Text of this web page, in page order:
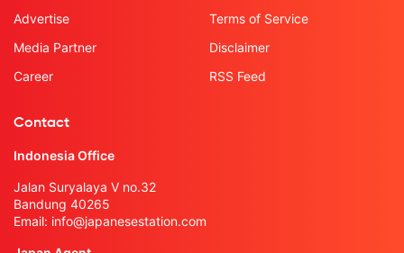
Advertise
Media Partner
Career
Terms of Service
Disclaimer
RSS Feed
Contact
Indonesia Office
Jalan Suryalaya V no.32
Bandung 40265
Email: info@japanesestation.com